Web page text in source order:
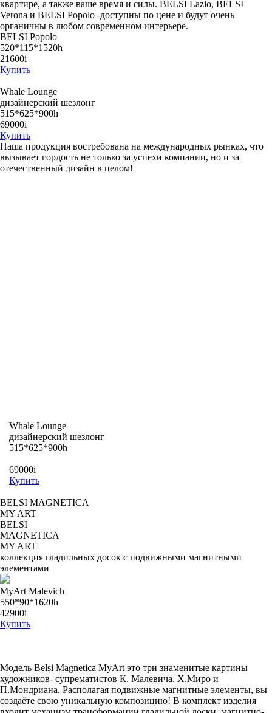
квартире, а также ваше время и силы. BELSI Lazio, BELSI
Verona и BELSI Popolo -доступны по цене и будут очень
органичны в любом современном интерьере.
BELSI Popolo
520*115*1520h
21600i
Купить
Whale Lounge
дизайнерский шезлонг
515*625*900h
69000i
Купить
Наша продукция востребована на международных рынках, что
вызывает гордость не только за успехи компании, но и за
отечественный дизайн в целом!
Whale Lounge
дизайнерский шезлонг
515*625*900h
69000i
Купить
BELSI MAGNETICA
MY ART
BELSI
MAGNETICA
MY ART
коллекция гладильных досок с подвижными магнитными
элементами
MyArt Malevich
550*90*1620h
42900i
Купить
Модель Belsi Magnetica MyArt это три знаменитые картины
художников- супрематистов К. Малевича, Х.Миро и
П.Мондриана. Располагая подвижные магнитные элементы, вы
создаёте свою уникальную композицию! В комплект изделия